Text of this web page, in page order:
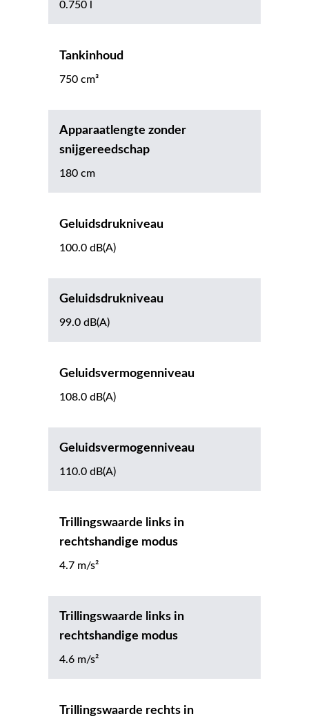
0.750 l
Tankinhoud
750 cm³
Apparaatlengte zonder
snijgereedschap
180 cm
Geluidsdrukniveau
100.0 dB(A)
Geluidsdrukniveau
99.0 dB(A)
Geluidsvermogenniveau
108.0 dB(A)
Geluidsvermogenniveau
110.0 dB(A)
Trillingswaarde links in
rechtshandige modus
4.7 m/s²
Trillingswaarde links in
rechtshandige modus
4.6 m/s²
Trillingswaarde rechts in